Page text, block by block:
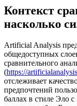
Контекст
насколько
Artificial Analysis
общедоступных
сравнительного
(https://
отслеживает
предпочтений
баллах в стиле Эло